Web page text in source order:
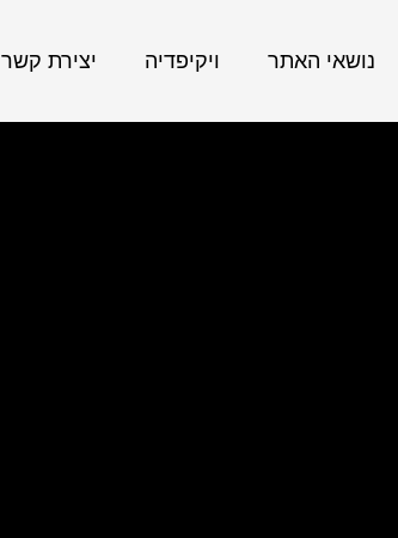
נושאי האתר ויקיפדיה יצירת קשר